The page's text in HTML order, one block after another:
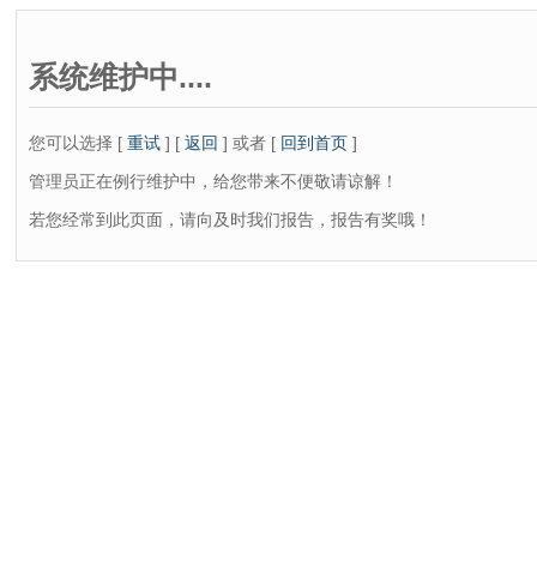
系统维护中....
您可以选择 [ 重试 ] [ 返回 ] 或者 [ 回到首页 ]
管理员正在例行维护中，给您带来不便敬请谅解！
若您经常到此页面，请向及时我们报告，报告有奖哦！